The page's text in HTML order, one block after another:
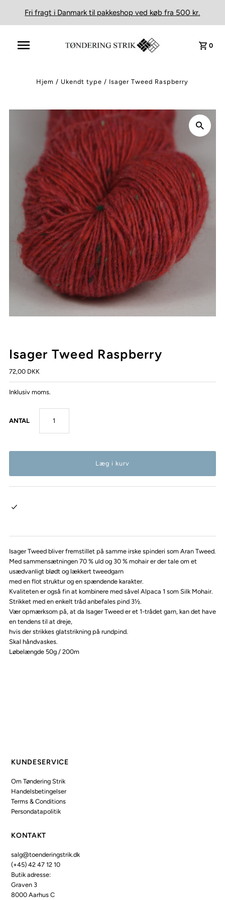
Fri fragt i Danmark til pakkeshop ved køb fra 500 kr.
0
Hjem / Ukendt type / Isager Tweed Raspberry
Isager Tweed Raspberry
72,00 DKK
Inklusiv moms.
ANTAL
Isager Tweed bliver fremstillet på samme irske spinderi som Aran Tweed.
Med sammensætningen 70 % uld og 30 % mohair er der tale om et
usædvanligt blødt og lækkert tweedgarn
med en flot struktur og en spændende karakter.
Kvaliteten er også fin at kombinere med såvel Alpaca 1 som Silk Mohair.
Strikket med en enkelt tråd anbefales pind 3½.
Vær opmærksom på, at da Isager Tweed er et 1-trådet garn, kan det have
en tendens til at dreje,
hvis der strikkes glatstrikning på rundpind.
Skal håndvaskes.
Løbelængde 50g / 200m
KUNDESERVICE
Om Tøndering Strik
Handelsbetingelser
Terms & Conditions
Persondatapolitik
KONTAKT
salg@toenderingstrik.dk
(+45) 42 47 12 10
Butik adresse:
Graven 3
8000 Aarhus C